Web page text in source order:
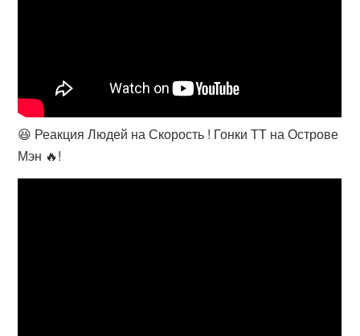
😆 Реакция Людей на Скорость ! Гонки ТТ на Острове
Мэн 🔥!